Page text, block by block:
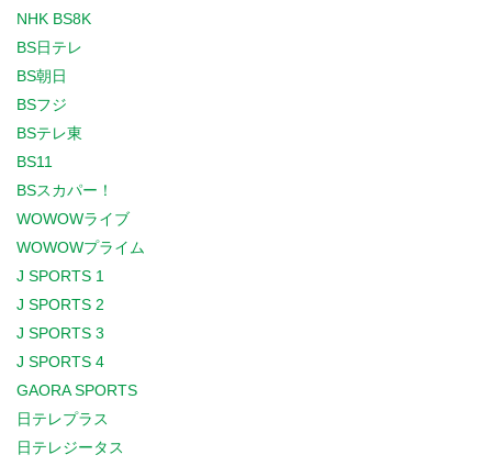
NHK BS8K
BS日テレ
BS朝日
BSフジ
BSテレ東
BS11
BSスカパー！
WOWOWライブ
WOWOWプライム
J SPORTS 1
J SPORTS 2
J SPORTS 3
J SPORTS 4
GAORA SPORTS
日テレプラス
日テレジータス